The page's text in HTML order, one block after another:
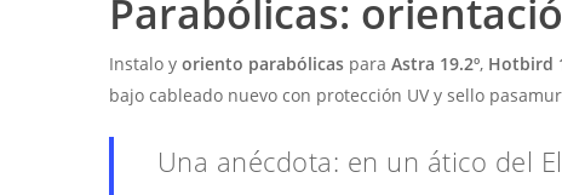
Parabólicas:
Instalo yoriento parabólicas paraAstra 19.2º, Hotbird
bajo cableado nuevo con protección UV y sello
Una anécdota: en un ático del